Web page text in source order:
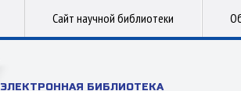
Сайт научной библиотеки
ЭЛЕКТРОННАЯ БИБЛИОТЕКА